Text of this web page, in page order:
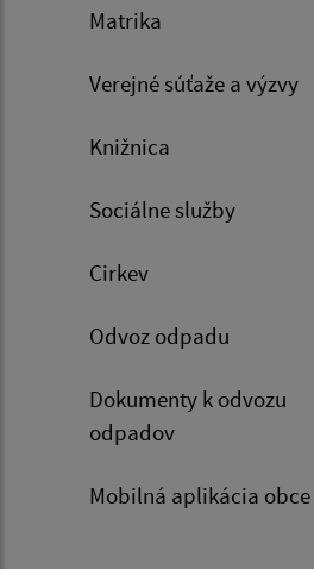
Matrika
Verejné súťaže a výzvy
Knižnica
Sociálne služby
Cirkev
Odvoz odpadu
Dokumenty k odvozu
odpadov
Mobilná aplikácia obce